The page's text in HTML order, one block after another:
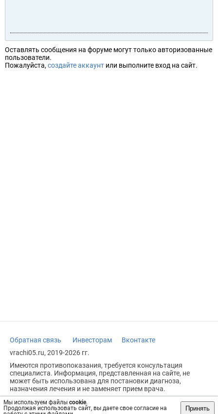
Мы используем файлы cookie.
Продолжая использовать сайт, вы даете свое согласие на
Принять
Оставлять сообщения на форуме могут только авторизованные
пользователи.
Пожалуйста, создайте аккаунт или выполните вход на сайт.
Обратная связь Инвесторам
Вконтакте
vrachi05.ru, 2019-2026 гг.
Имеются противопоказания, требуется консультация
специалиста. Информация, представленная на сайте, не
может быть использована для постановки диагноза,
назначения лечения и не заменяет прием врача.
Возрастное ограничение: 18+